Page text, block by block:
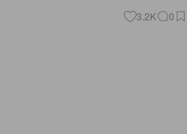
3.2K 0